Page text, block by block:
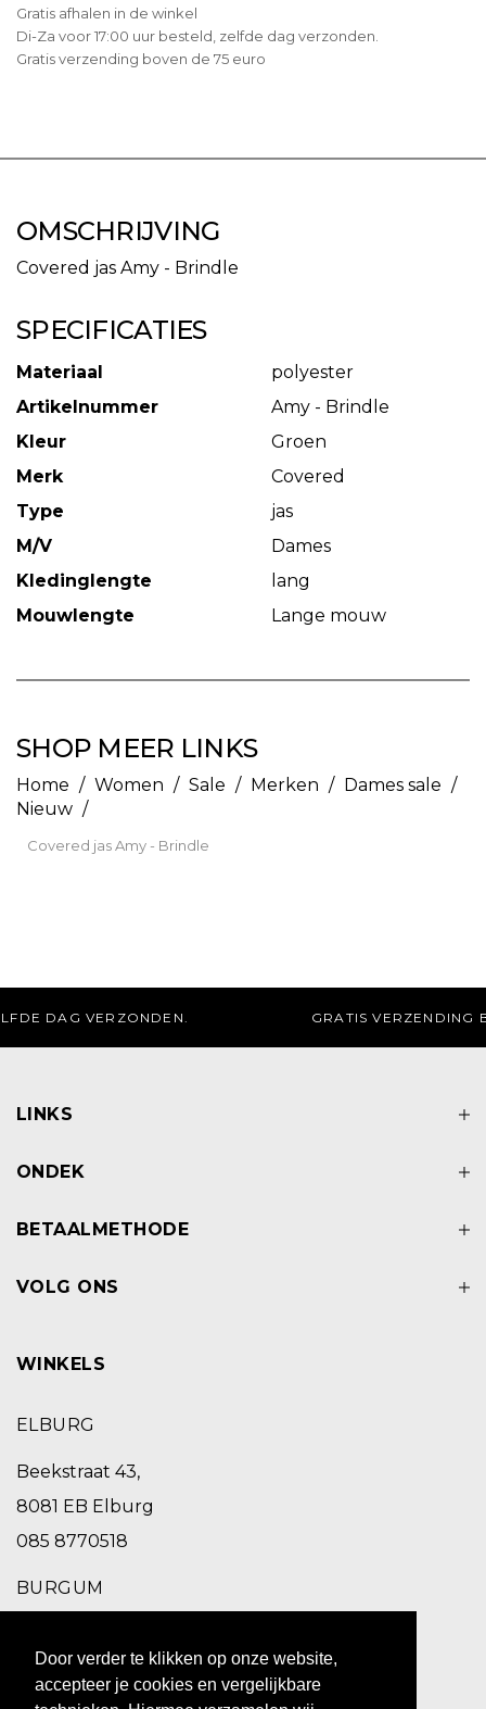
Door verder te klikken op onze website,
accepteer je cookies en vergelijkbare
Gratis afhalen in de winkel
Di-Za voor 17:00 uur besteld, zelfde dag verzonden.
Gratis verzending boven de 75 euro
OMSCHRIJVING
Covered jas Amy - Brindle
SPECIFICATIES
Materiaal
polyester
Artikelnummer
Amy - Brindle
Kleur
Groen
Merk
Covered
Type
jas
M/V
Dames
Kledinglengte
lang
Mouwlengte
Lange mouw
SHOP MEER LINKS
Home / Women / Sale / Merken / Dames sale /
Nieuw /
Covered jas Amy - Brindle
GRATIS AFHALEN IN DE WINKEL
LINKS
ONDEK
BETAALMETHODE
VOLG ONS
WINKELS
ELBURG
Beekstraat 43,
8081 EB Elburg
085 8770518
BURGUM
9251 EC Burgum
0511 469 260